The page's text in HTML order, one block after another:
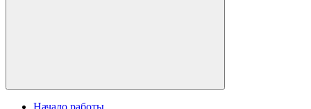
Начало работы